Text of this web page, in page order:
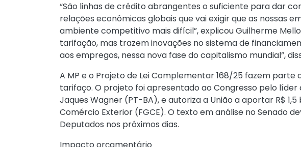
“São linhas de crédito abrangentes o suficiente para dar
relações econômicas globais que vai exigir que as nossas
ambiente competitivo mais difícil”, explicou Guilherme
tarifação, mas trazem inovações no sistema de
aos empregos, nessa nova fase do capitalismo mundial”,
A MP e o Projeto de Lei Complementar 168/25 fazem parte
tarifaço. O projeto foi apresentado ao Congresso pelo líder
Jaques Wagner (PT-BA), e autoriza a União a aportar R$
Comércio Exterior (FGCE). O texto em análise no Senado
Deputados nos próximos dias.